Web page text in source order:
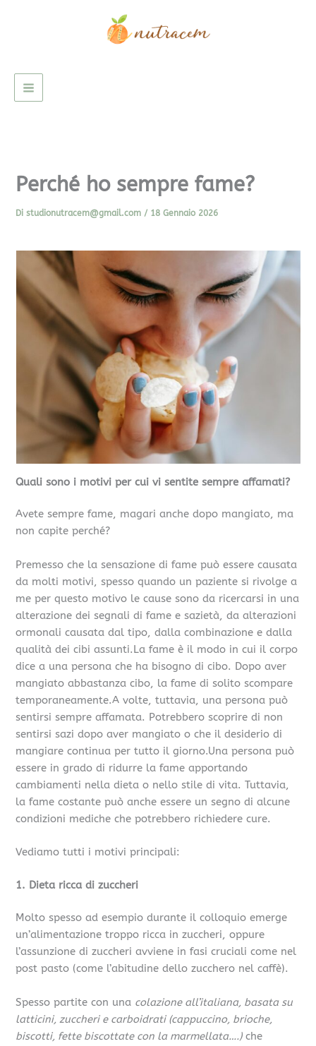
Perché ho sempre fame?
Distudionutracem@gmail.com / 18 Gennaio 2026
Quali sono i motivi per cui vi sentite sempre affamati?
Avete sempre fame, magari anche dopo mangiato, ma
non capite perché?
Premesso che la sensazione di fame può essere causata
da molti motivi, spesso quando un paziente si rivolge a
me per questo motivo le cause sono da ricercarsi in una
alterazione dei segnali di fame e sazietà, da alterazioni
ormonali causata dal tipo, dalla combinazione e dalla
qualità dei cibi assunti.La fame è il modo in cui il corpo
dice a una persona che ha bisogno di cibo. Dopo aver
mangiato abbastanza cibo, la fame di solito scompare
temporaneamente.A volte, tuttavia, una persona può
sentirsi sempre affamata. Potrebbero scoprire di non
sentirsi sazi dopo aver mangiato o che il desiderio di
mangiare continua per tutto il giorno.Una persona può
essere in grado di ridurre la fame apportando
cambiamenti nella dieta o nello stile di vita. Tuttavia,
la fame costante può anche essere un segno di alcune
condizioni mediche che potrebbero richiedere cure.
Vediamo tutti i motivi principali:
1. Dieta ricca di zuccheri
Molto spesso ad esempio durante il colloquio emerge
un’alimentazione troppo ricca in zuccheri, oppure
l’assunzione di zuccheri avviene in fasi cruciali come nel
post pasto (come l’abitudine dello zucchero nel caffè).
Spesso partite con una colazione all’italiana, basata su
latticini, zuccheri e carboidrati (cappuccino, brioche,
biscotti, fette biscottate con la marmellata….)che